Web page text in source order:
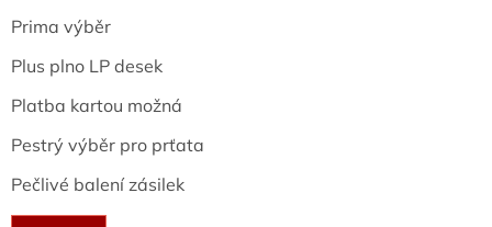
Prima výběr
Plus plno LP desek
Platba kartou možná
Pestrý výběr pro prťata
Pečlivé balení zásilek